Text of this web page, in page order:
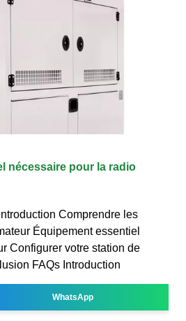
nécessaire pour la radio
Comprendre les
Équipement essentiel
Configurer votre station de
FAQs Introduction
WhatsApp